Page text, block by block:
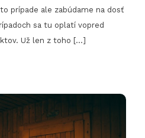
prípade ale zabúdame na dosť
sa tu oplatí vopred
Už len z toho […]